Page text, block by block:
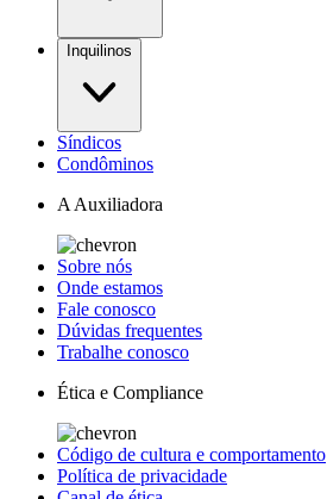
Inquilinos
Síndicos
Condôminos
A Auxiliadora
Sobre nós
Onde estamos
Fale conosco
Dúvidas frequentes
Trabalhe conosco
Ética e Compliance
Código de cultura e comportamento
Política de privacidade